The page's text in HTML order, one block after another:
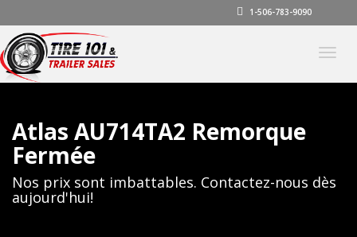
1-506-783-9090
Atlas AU714TA2 Remorque
Fermée
Nos prix sont imbattables. Contactez-nous dès
aujourd'hui!